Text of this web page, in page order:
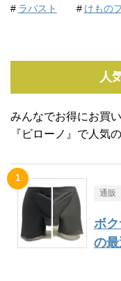
ラバスト けもの
人
みんなでお得にお買
『ビローノ』で人気
通販
ボ
の